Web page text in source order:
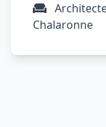
Chalaronne